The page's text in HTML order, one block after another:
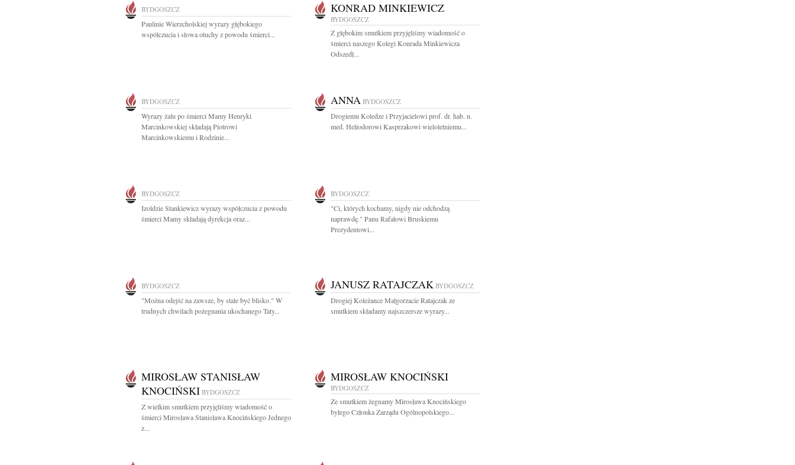
BYDGOSZCZ
Paulinie Wierzcholskiej wyrazy głębokiego
współczucia i słowa otuchy z powodu śmierci...
KONRAD MINKIEWICZ
BYDGOSZCZ
Z głębokim smutkiem przyjęliśmy wiadomość o
śmierci naszego Kolegi Konrada Minkiewicza
Odszedł...
BYDGOSZCZ
Wyrazy żalu po śmierci Mamy Henryki
Marcinkowskiej składają Piotrowi
Marcinkowskiemu i Rodzinie...
ANNA BYDGOSZCZ
Drogiemu Koledze i Przyjacielowi prof. dr. hab. n.
med. Heliodorowi Kasprzakowi wieloletniemu...
BYDGOSZCZ
Izoldzie Stankiewicz wyrazy współczucia z powodu
śmierci Mamy składają dyrekcja oraz...
BYDGOSZCZ
"Ci, których kochamy, nigdy nie odchodzą
naprawdę." Panu Rafałowi Bruskiemu
Prezydentowi...
BYDGOSZCZ
"Można odejść na zawsze, by stale być blisko." W
trudnych chwilach pożegnania ukochanego Taty...
JANUSZ RATAJCZAK BYDGOSZCZ
Drogiej Koleżance Małgorzacie Ratajczak ze
smutkiem składamy najszczersze wyrazy...
MIROSŁAW STANISŁAW
KNOCIŃSKI BYDGOSZCZ
Z wielkim smutkiem przyjęliśmy wiadomość o
śmierci Mirosława Stanisława Knocińskiego Jednego
z...
MIROSŁAW KNOCIŃSKI
BYDGOSZCZ
Ze smutkiem żegnamy Mirosława Knocińskiego
byłego Członka Zarządu Ogólnopolskiego...